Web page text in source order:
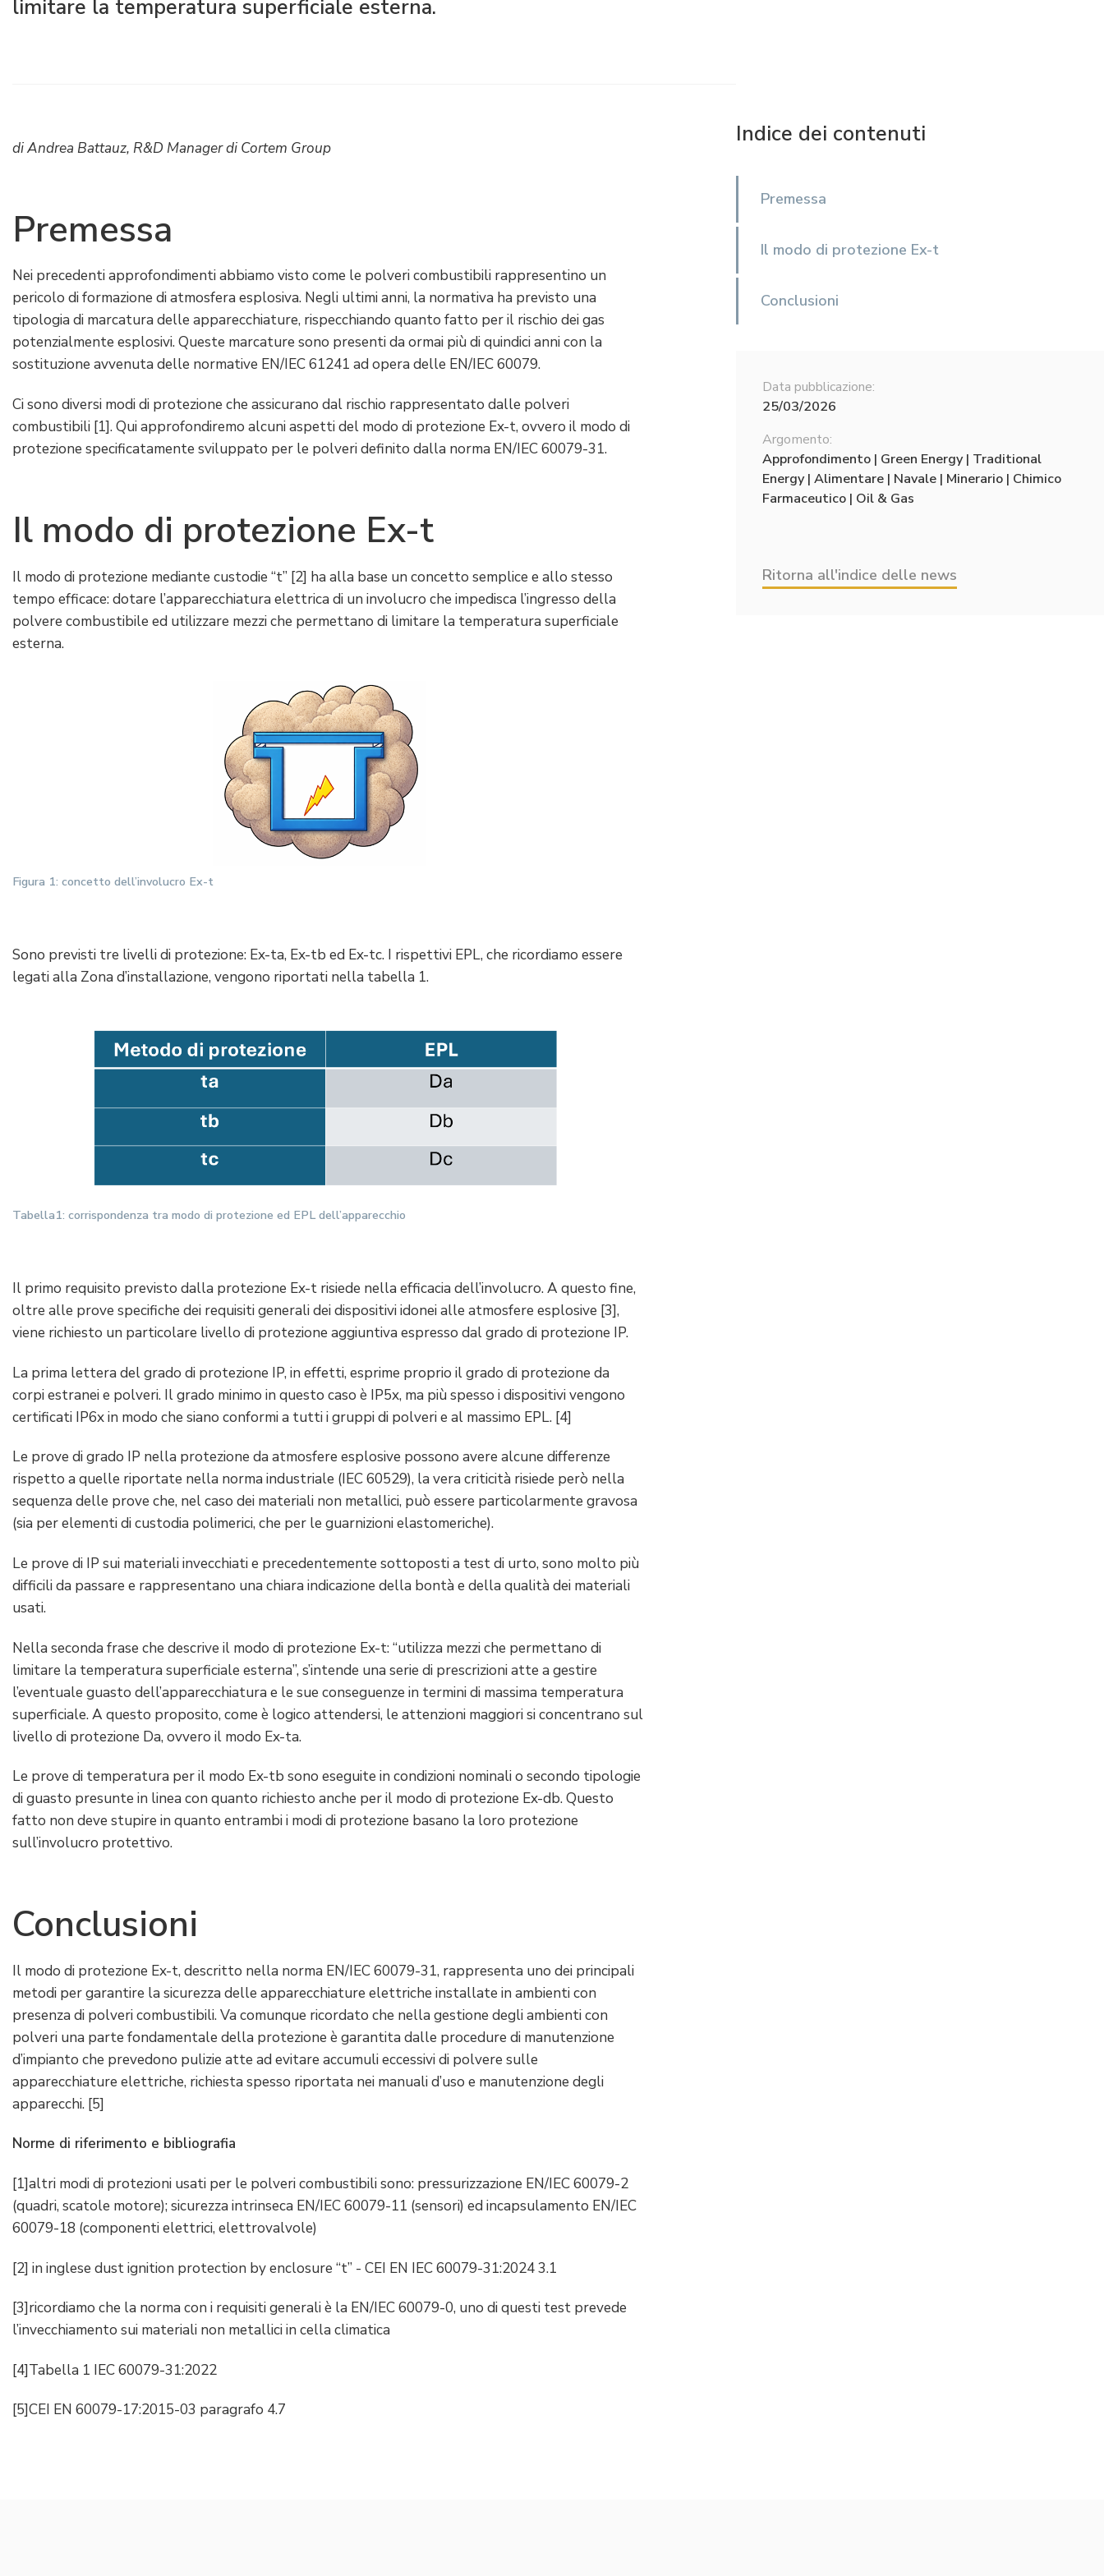
limitare la temperatura superficiale esterna.
di Andrea Battauz, R&D Manager di Cortem Group
Premessa
Nei precedenti approfondimenti abbiamo visto come le polveri combustibili rappresentino un
pericolo di formazione di atmosfera esplosiva. Negli ultimi anni, la normativa ha previsto una
tipologia di marcatura delle apparecchiature, rispecchiando quanto fatto per il rischio dei gas
potenzialmente esplosivi. Queste marcature sono presenti da ormai più di quindici anni con la
sostituzione avvenuta delle normative EN/IEC 61241 ad opera delle EN/IEC 60079.
Ci sono diversi modi di protezione che assicurano dal rischio rappresentato dalle polveri
combustibili [1]. Qui approfondiremo alcuni aspetti del modo di protezione Ex-t, ovvero il modo di
protezione specificatamente sviluppato per le polveri definito dalla norma EN/IEC 60079-31.
Il modo di protezione Ex-t
Il modo di protezione mediante custodie “t” [2] ha alla base un concetto semplice e allo stesso
tempo efficace: dotare l’apparecchiatura elettrica di un involucro che impedisca l’ingresso della
polvere combustibile ed utilizzare mezzi che permettano di limitare la temperatura superficiale
esterna.
Figura 1: concetto dell’involucro Ex-t
Sono previsti tre livelli di protezione: Ex-ta, Ex-tb ed Ex-tc. I rispettivi EPL, che ricordiamo essere
legati alla Zona d’installazione, vengono riportati nella tabella 1.
Tabella1: corrispondenza tra modo di protezione ed EPL dell’apparecchio
Il primo requisito previsto dalla protezione Ex-t risiede nella efficacia dell’involucro. A questo fine,
oltre alle prove specifiche dei requisiti generali dei dispositivi idonei alle atmosfere esplosive [3],
viene richiesto un particolare livello di protezione aggiuntiva espresso dal grado di protezione IP.
La prima lettera del grado di protezione IP, in effetti, esprime proprio il grado di protezione da
corpi estranei e polveri. Il grado minimo in questo caso è IP5x, ma più spesso i dispositivi vengono
certificati IP6x in modo che siano conformi a tutti i gruppi di polveri e al massimo EPL. [4]
Le prove di grado IP nella protezione da atmosfere esplosive possono avere alcune differenze
rispetto a quelle riportate nella norma industriale (IEC 60529), la vera criticità risiede però nella
sequenza delle prove che, nel caso dei materiali non metallici, può essere particolarmente gravosa
(sia per elementi di custodia polimerici, che per le guarnizioni elastomeriche).
Le prove di IP sui materiali invecchiati e precedentemente sottoposti a test di urto, sono molto più
difficili da passare e rappresentano una chiara indicazione della bontà e della qualità dei materiali
usati.
Nella seconda frase che descrive il modo di protezione Ex-t: “utilizza mezzi che permettano di
limitare la temperatura superficiale esterna”, s’intende una serie di prescrizioni atte a gestire
l’eventuale guasto dell’apparecchiatura e le sue conseguenze in termini di massima temperatura
superficiale. A questo proposito, come è logico attendersi, le attenzioni maggiori si concentrano sul
livello di protezione Da, ovvero il modo Ex-ta.
Le prove di temperatura per il modo Ex-tb sono eseguite in condizioni nominali o secondo tipologie
di guasto presunte in linea con quanto richiesto anche per il modo di protezione Ex-db. Questo
fatto non deve stupire in quanto entrambi i modi di protezione basano la loro protezione
sull’involucro protettivo.
Conclusioni
Il modo di protezione Ex-t, descritto nella norma EN/IEC 60079-31, rappresenta uno dei principali
metodi per garantire la sicurezza delle apparecchiature elettriche installate in ambienti con
presenza di polveri combustibili. Va comunque ricordato che nella gestione degli ambienti con
polveri una parte fondamentale della protezione è garantita dalle procedure di manutenzione
d’impianto che prevedono pulizie atte ad evitare accumuli eccessivi di polvere sulle
apparecchiature elettriche, richiesta spesso riportata nei manuali d’uso e manutenzione degli
apparecchi. [5]
Norme di riferimento e bibliografia
[1]altri modi di protezioni usati per le polveri combustibili sono: pressurizzazione EN/IEC 60079-2
(quadri, scatole motore); sicurezza intrinseca EN/IEC 60079-11 (sensori) ed incapsulamento EN/IEC
60079-18 (componenti elettrici, elettrovalvole)
[2] in inglese dust ignition protection by enclosure “t” - CEI EN IEC 60079-31:2024 3.1
[3]ricordiamo che la norma con i requisiti generali è la EN/IEC 60079-0, uno di questi test prevede
l’invecchiamento sui materiali non metallici in cella climatica
[4]Tabella 1 IEC 60079-31:2022
[5]CEI EN 60079-17:2015-03 paragrafo 4.7
Indice dei contenuti
Premessa
Il modo di protezione Ex-t
Conclusioni
Data pubblicazione:
25/03/2026
Argomento:
Approfondimento | Green Energy | Traditional
Energy | Alimentare | Navale | Minerario | Chimico
Farmaceutico | Oil & Gas
Ritorna all'indice delle news
Raccorderia elettrica
Istruzioni Tecniche
Green Energy
Politica aziendale
Interviste e stampa